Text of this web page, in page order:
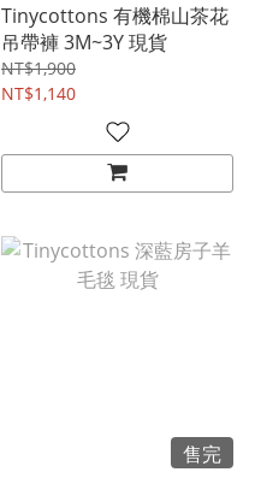
Tinycottons 有機棉山茶花
吊帶褲 3M~3Y 現貨
NT$1,900
NT$1,140
售完